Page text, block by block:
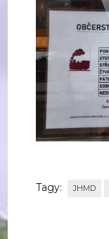
Tagy: JHMD